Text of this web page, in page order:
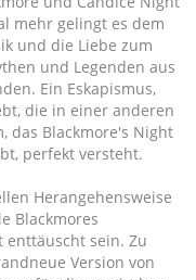
mehr gelingt es dem
und die Liebe zum
und Legenden aus
Ein Eskapismus,
die in einer anderen
das Blackmore's Night
perfekt versteht.
Herangehensweise
Blackmores
sein. Zu
Version von